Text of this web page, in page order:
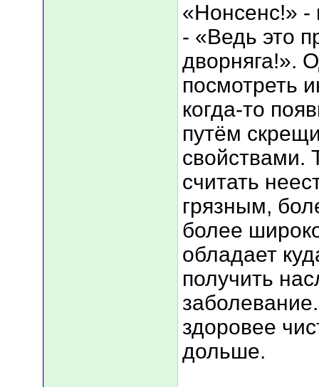
«Нонсенс!» -
- «Ведь это
дворняга!».
посмотреть
когда-то
путём
свойствами.
считать
грязным,
более
обладает
получить
здоровее
дольше.